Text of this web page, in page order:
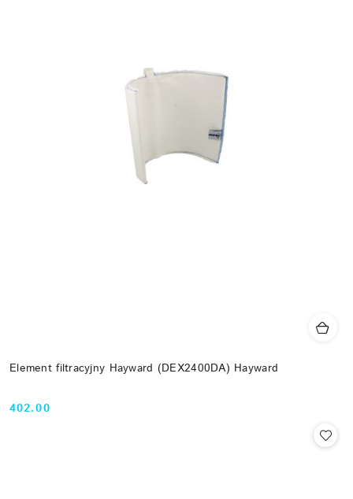
Element filtracyjny Hayward (DEX2400DA) Hayward
Cena:
402.00